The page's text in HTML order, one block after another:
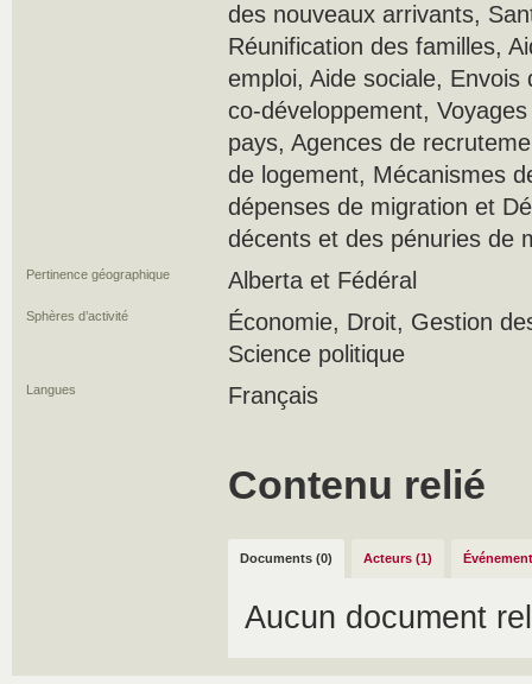
des nouveaux arrivants,
Réunification des familles,
emploi, Aide sociale,
co-développement,
pays, Agences de
de logement, Mécanismes
dépenses de migration et
décents et des pénuries de
Pertinence géographique Alberta et Fédéral
Sphères d’activité
Économie, Droit, Gestion
Science politique
Langues Français
Contenu relié
Documents (0) Acteurs (1)
Aucun document